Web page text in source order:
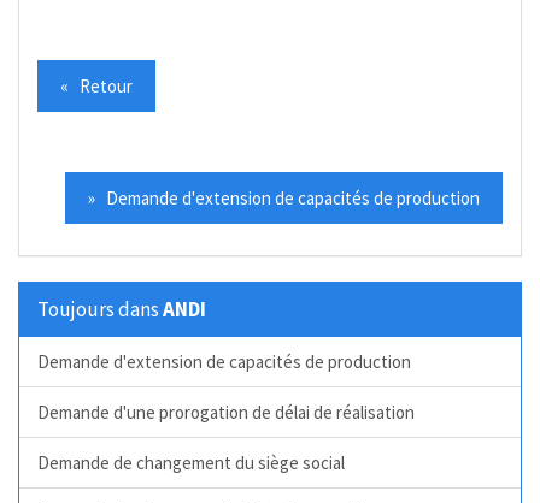
« Retour
» Demande d'extension de capacités de production
Toujours dansANDI
Demande d'extension de capacités de production
Demande d'une prorogation de délai de réalisation
Demande de changement du siège social